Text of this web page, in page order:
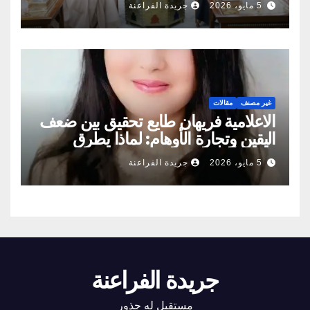
5 مايو، 2026 جريدة الفراعنة
غير مصنف مقالات
الاعلامية فريهان طايع تحقيق بين ضعف
اليقين وتجارة الأوهام: لماذا يطرق
الناس أبواب المشعوذين
5 مايو، 2026 جريدة الفراعنة
جريدة الفراعنة
مستقبل له جذور